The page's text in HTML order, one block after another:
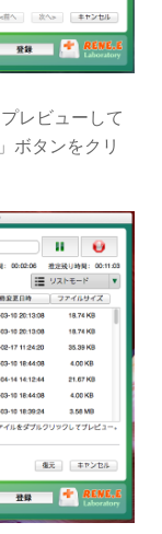
レビューして
ボタンをクリ